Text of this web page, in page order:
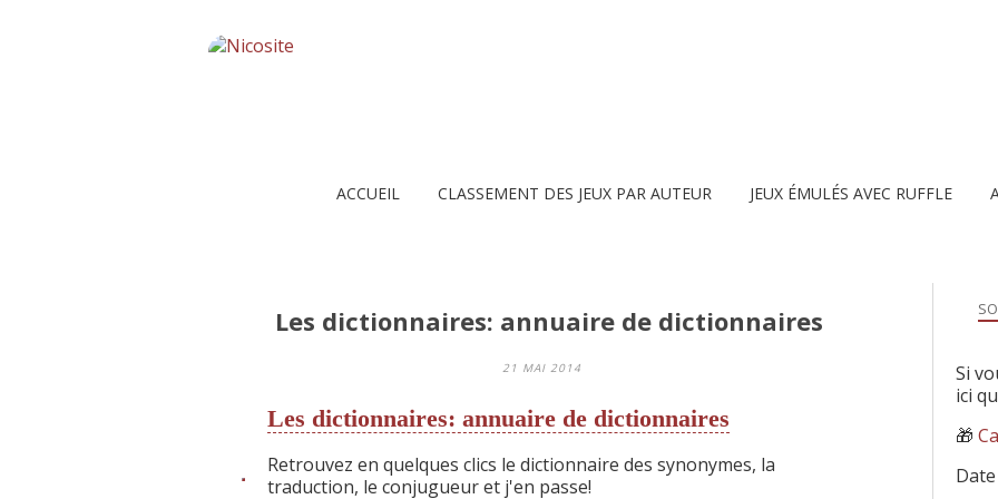
ACCUEIL CLASSEMENT DES JEUX PAR AUTEUR JEUX ÉMULÉS AVEC RUFFLE
Les dictionnaires: annuaire de dictionnaires
21 MAI 2014
Les dictionnaires: annuaire de dictionnaires
Retrouvez en quelques clics le dictionnaire des synonymes, la
traduction, le conjugueur et j'en passe!
Si
ici
🎁